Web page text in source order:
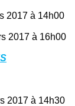
2017 à 14h00
2017 à 16h00
2017 à 14h30